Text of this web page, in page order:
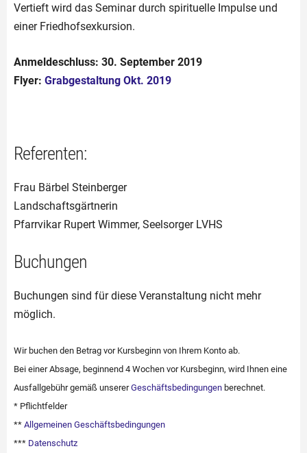
Vertieft wird das Seminar durch spirituelle Impulse und
einer Friedhofsexkursion.
Anmeldeschluss: 30. September 2019
Flyer: Grabgestaltung Okt. 2019
Referenten:
Frau Bärbel Steinberger
Landschaftsgärtnerin
Pfarrvikar Rupert Wimmer, Seelsorger LVHS
Buchungen
Buchungen sind für diese Veranstaltung nicht mehr
möglich.
Wir buchen den Betrag vor Kursbeginn von Ihrem Konto ab.
Bei einer Absage, beginnend 4 Wochen vor Kursbeginn, wird Ihnen eine
Ausfallgebühr gemäß unsererGeschäftsbedingungen berechnet.
* Pflichtfelder
** Allgemeinen Geschäftsbedingungen
*** Datenschutz